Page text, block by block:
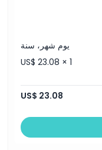
يوم شهر، سنة
US$ 23.08 × 1
US$ 23.08